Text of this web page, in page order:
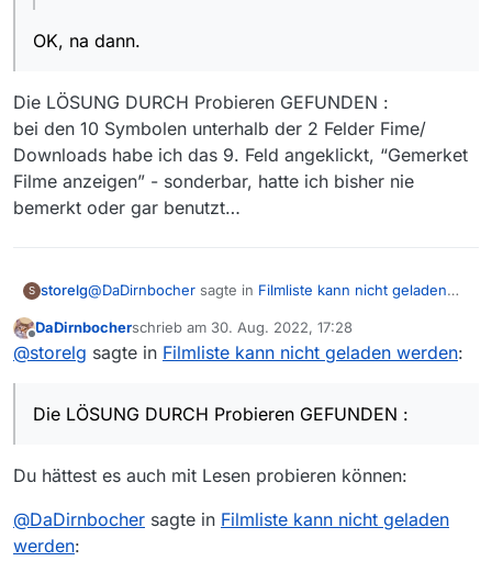
OK, na dann.
Die LÖSUNG DURCH Probieren GEFUNDEN :
bei den 10 Symbolen unterhalb der 2 Felder Fime/
Downloads habe ich das 9. Feld angeklickt, “Gemerket
Filme anzeigen” - sonderbar, hatte ich bisher nie
bemerkt oder gar benutzt…
S storelg@DaDirnbocher sagte in Filmliste kann nicht geladen
Ich schreibe …
Das kannst Du links untenin der Statuszeile
überprüfen:
und Du antwortest mit …
bei den 10 Symbolen unterhalb der 2 Felder Fime/
bemerkt oder gar benutzt…
Offline
DaDirnbocherschrieb am 30. Aug. 2022, 17:28
zuletzt editiert von
@storelg sagte in Filmliste kann nicht geladen werden:
Die LÖSUNG DURCH Probieren GEFUNDEN :
Du hättest es auch mit Lesen probieren können:
@DaDirnbocher sagte in Filmliste kann nicht geladen
werden: